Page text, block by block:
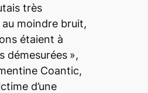
très
moindre bruit,
étaient à
démesurées »,
Coantic,
d’une